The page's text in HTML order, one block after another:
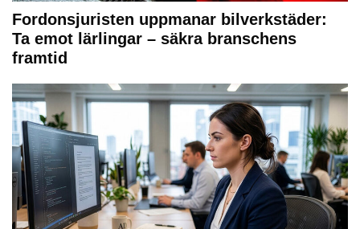
Fordonsjuristen uppmanar bilverkstäder:
Ta emot lärlingar – säkra branschens
framtid